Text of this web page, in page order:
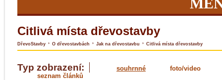
Citlivá místa dřevostavby
DřevoStavby › O dřevostavbách › Jak na dřevostavbu › Citlivá místa dřevostavby
Typ zobrazení: souhrnné
foto/video
seznam článků